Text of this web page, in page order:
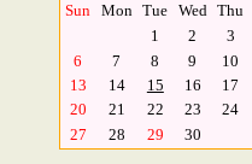
Sun Mon Tue Wed Thu
1
2 3
6
7 8 9 10
13
14 15 16 17
20
21 22 23 24
27
28 29 30